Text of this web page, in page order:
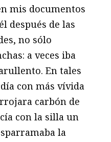
mis documentos
después de las
no sólo
a veces iba
En tales
con más vívida
carbón de
con la silla un
la